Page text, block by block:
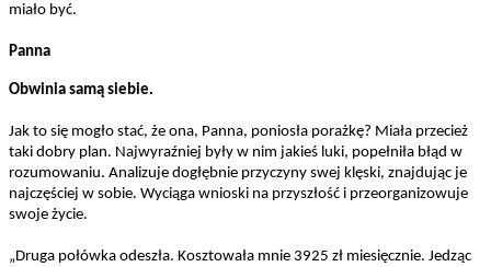
miało być.
Panna
Obwinia samą siebie.
Jak to się mogło stać, że ona, Panna, poniosła porażkę? Miała przecież
taki dobry plan. Najwyraźniej były w nim jakieś luki, popełniła błąd w
rozumowaniu. Analizuje dogłębnie przyczyny swej klęski, znajdując je
najczęściej w sobie. Wyciąga wnioski na przyszłość i przeorganizowuje
swoje życie.
„Druga połówka odeszła. Kosztowała mnie 3925 zł miesięcznie. Jedząc